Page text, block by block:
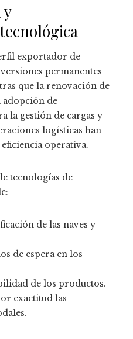
exportador de
permanentes
que la renovación de
adopción de
la gestión de cargas y
logísticas han
operativa.
tecnologías de
de las naves y
de espera en los
de los productos.
exactitud las